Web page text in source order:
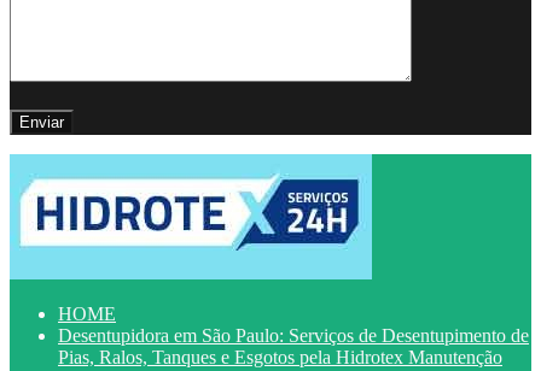
HOME
Desentupidora em São Paulo: Serviços de Desentupimento de
Pias, Ralos, Tanques e Esgotos pela Hidrotex Manutenção